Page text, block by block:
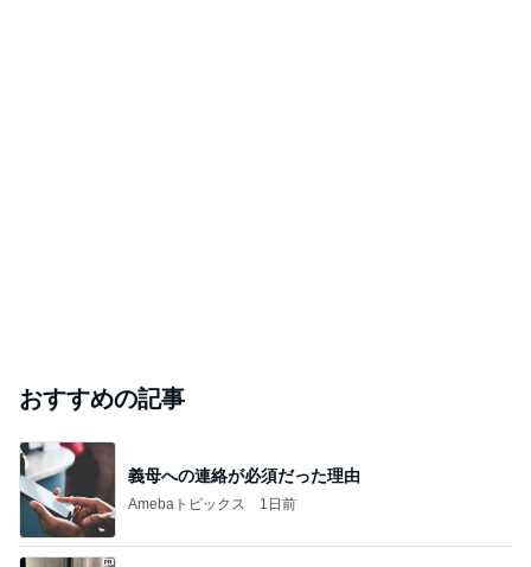
おすすめの記事
義母への連絡が必須だった理由
Amebaトピックス 1日前